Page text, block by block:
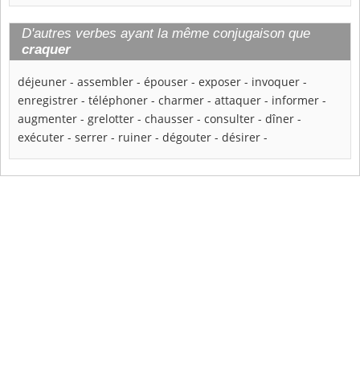
D'autres verbes ayant la même conjugaison que
craquer
déjeuner - assembler - épouser - exposer - invoquer -
enregistrer - téléphoner - charmer - attaquer - informer -
augmenter - grelotter - chausser - consulter - dîner -
exécuter - serrer - ruiner - dégouter - désirer -